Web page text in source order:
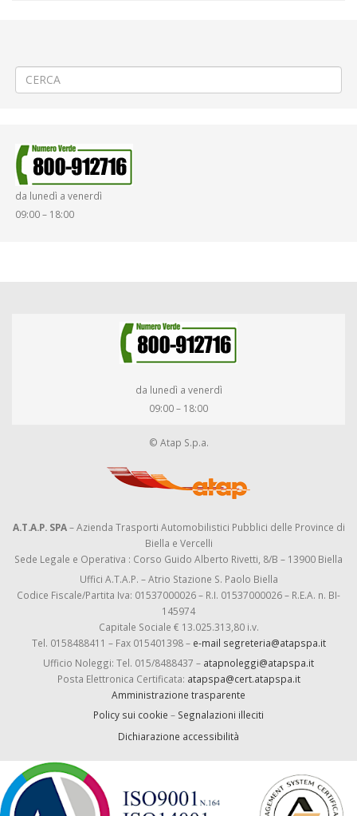
da lunedì a venerdì
09:00 – 18:00
da lunedì a venerdì
09:00 – 18:00
© Atap S.p.a.
A.T.A.P. SPA– Azienda Trasporti Automobilistici Pubblici delle Province di
Biella e Vercelli
Sede Legale e Operativa : Corso Guido Alberto Rivetti, 8/B – 13900 Biella
Uffici A.T.A.P. – Atrio Stazione S. Paolo Biella
Codice Fiscale/Partita Iva: 01537000026 – R.I. 01537000026 – R.E.A. n. BI-
145974
Capitale Sociale € 13.025.313,80 i.v.
Tel. 0158488411 – Fax 015401398 – e-mail segreteria@atapspa.it
Ufficio Noleggi: Tel. 015/8488437 – atapnoleggi@atapspa.it
Posta Elettronica Certificata: atapspa@cert.atapspa.it
Amministrazione trasparente
Policy sui cookie – Segnalazioni illeciti
Dichiarazione accessibilità